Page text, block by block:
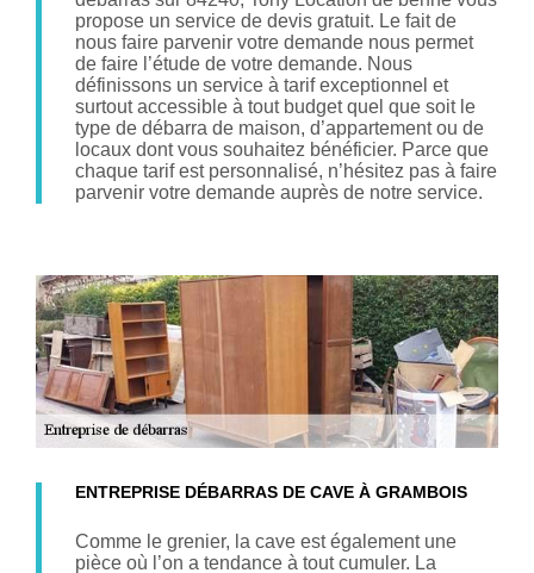
propose un service de devis gratuit. Le fait de
nous faire parvenir votre demande nous permet
de faire l’étude de votre demande. Nous
définissons un service à tarif exceptionnel et
surtout accessible à tout budget quel que soit le
type de débarra de maison, d’appartement ou de
locaux dont vous souhaitez bénéficier. Parce que
chaque tarif est personnalisé, n’hésitez pas à faire
parvenir votre demande auprès de notre service.
ENTREPRISE DÉBARRAS DE CAVE À GRAMBOIS
Comme le grenier, la cave est également une
pièce où l’on a tendance à tout cumuler. La